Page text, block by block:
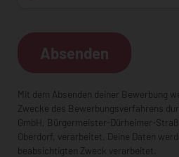
Absenden
Mit dem Absenden deiner Bewerbung
Zwecke des Bewerbungsverfahrens
GmbH
Bürgermeister-Dürheimer-
Oberdorf, verarbeitet. Deine Daten
beabsichtigten Zweck verarbeitet.